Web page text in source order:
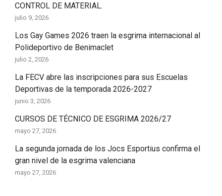
CONTROL DE MATERIAL.
julio 9, 2026
Los Gay Games 2026 traen la esgrima internacional al
Polideportivo de Benimaclet
julio 2, 2026
La FECV abre las inscripciones para sus Escuelas
Deportivas de la temporada 2026-2027
junio 3, 2026
CURSOS DE TÉCNICO DE ESGRIMA 2026/27
mayo 27, 2026
La segunda jornada de los Jocs Esportius confirma el
gran nivel de la esgrima valenciana
mayo 27, 2026